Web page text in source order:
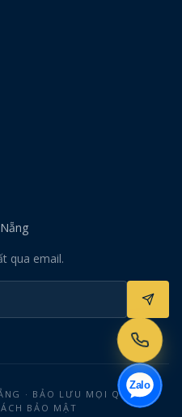
qua email.
· BẢO LƯU MỌI QUYỀN.
BẢO MẬT
Zalo